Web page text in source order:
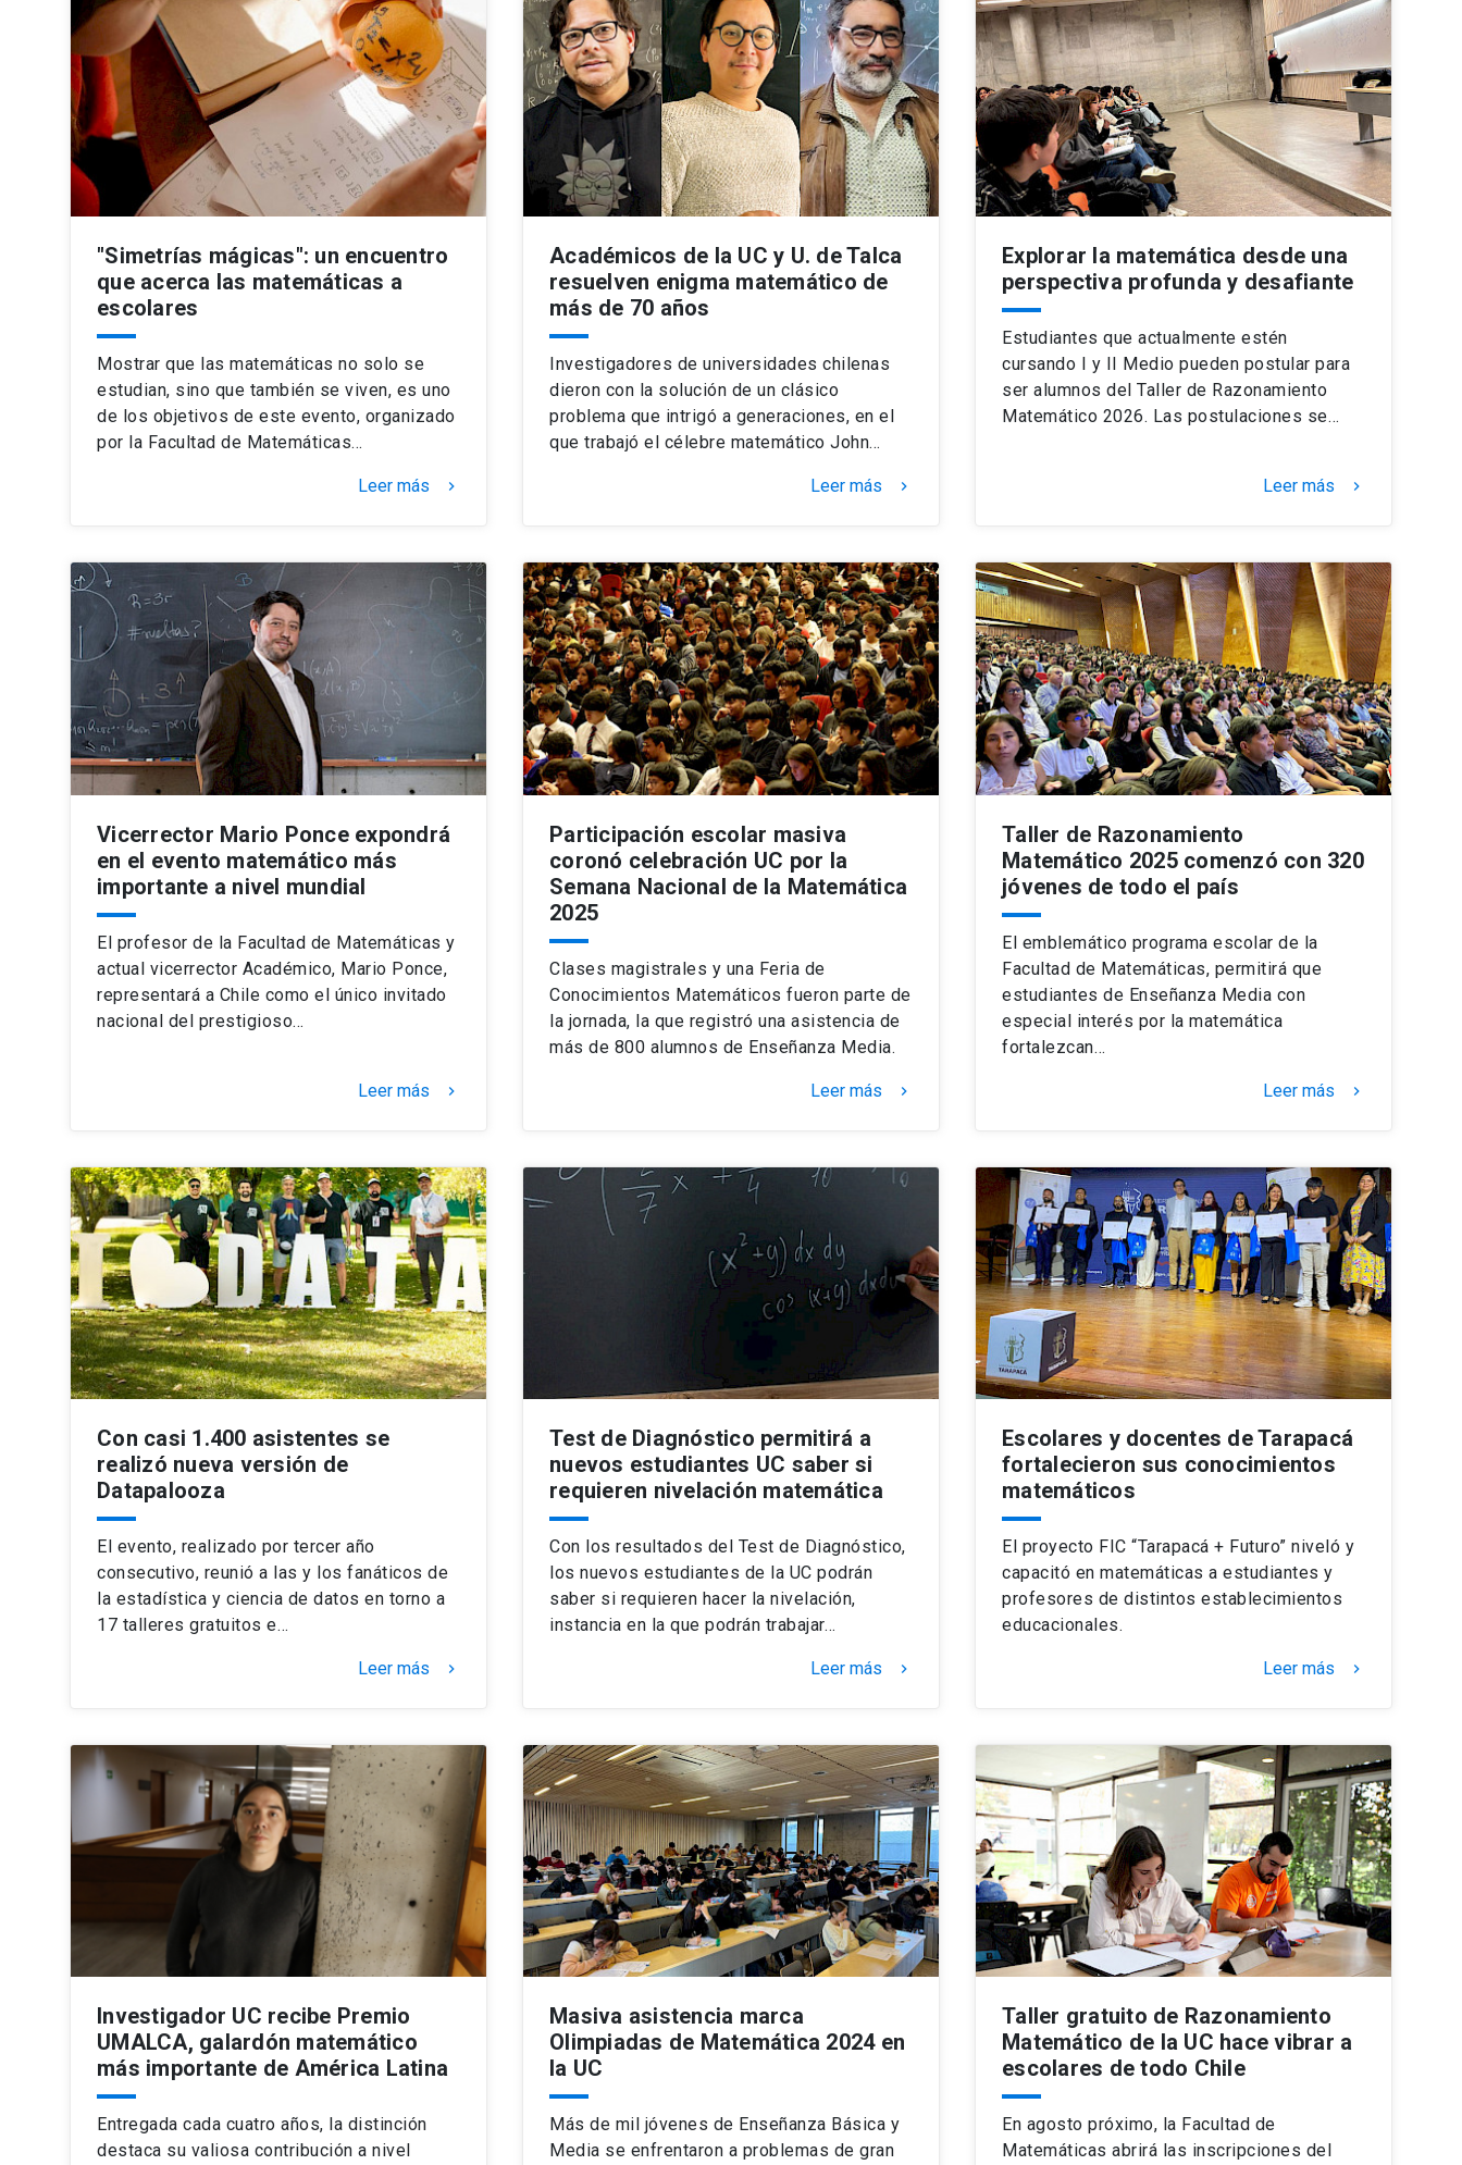
"Simetrías mágicas": un encuentro
que acerca las matemáticas a
escolares
Mostrar que las matemáticas no solo se
estudian, sino que también se viven, es uno
de los objetivos de este evento, organizado
por la Facultad de Matemáticas…
Leer más keyboard_arrow_right
Académicos de la UC y U. de Talca
resuelven enigma matemático de
más de 70 años
Investigadores de universidades chilenas
dieron con la solución de un clásico
problema que intrigó a generaciones, en el
que trabajó el célebre matemático John…
Leer más keyboard_arrow_right
Explorar la matemática desde una
perspectiva profunda y desafiante
Estudiantes que actualmente estén
cursando I y II Medio pueden postular para
ser alumnos del Taller de Razonamiento
Matemático 2026. Las postulaciones se…
Leer más keyboard_arrow_right
Vicerrector Mario Ponce expondrá
en el evento matemático más
importante a nivel mundial
El profesor de la Facultad de Matemáticas y
actual vicerrector Académico, Mario Ponce,
representará a Chile como el único invitado
nacional del prestigioso…
Leer más keyboard_arrow_right
Participación escolar masiva
coronó celebración UC por la
Semana Nacional de la Matemática
2025
Clases magistrales y una Feria de
Conocimientos Matemáticos fueron parte de
la jornada, la que registró una asistencia de
más de 800 alumnos de Enseñanza Media.
Leer más keyboard_arrow_right
Taller de Razonamiento
Matemático 2025 comenzó con 320
jóvenes de todo el país
El emblemático programa escolar de la
Facultad de Matemáticas, permitirá que
estudiantes de Enseñanza Media con
especial interés por la matemática
fortalezcan…
Leer más keyboard_arrow_right
Con casi 1.400 asistentes se
realizó nueva versión de
Datapalooza
El evento, realizado por tercer año
consecutivo, reunió a las y los fanáticos de
la estadística y ciencia de datos en torno a
17 talleres gratuitos e…
Leer más keyboard_arrow_right
Test de Diagnóstico permitirá a
nuevos estudiantes UC saber si
requieren nivelación matemática
Con los resultados del Test de Diagnóstico,
los nuevos estudiantes de la UC podrán
saber si requieren hacer la nivelación,
instancia en la que podrán trabajar…
Leer más keyboard_arrow_right
Escolares y docentes de Tarapacá
fortalecieron sus conocimientos
matemáticos
El proyecto FIC “Tarapacá + Futuro” niveló y
capacitó en matemáticas a estudiantes y
profesores de distintos establecimientos
educacionales.
Leer más keyboard_arrow_right
Investigador UC recibe Premio
UMALCA, galardón matemático
más importante de América Latina
Entregada cada cuatro años, la distinción
destaca su valiosa contribución a nivel
Masiva asistencia marca
Olimpiadas de Matemática 2024 en
la UC
Más de mil jóvenes de Enseñanza Básica y
Media se enfrentaron a problemas de gran
Taller gratuito de Razonamiento
Matemático de la UC hace vibrar a
escolares de todo Chile
En agosto próximo, la Facultad de
Matemáticas abrirá las inscripciones del